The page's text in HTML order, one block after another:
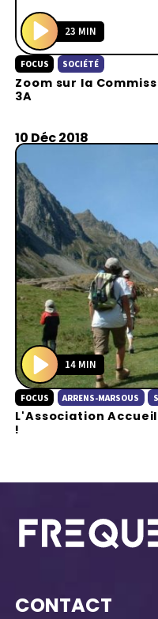
P
l
a
23 MIN
FOCUS SOCIÉTÉ
Zoom sur la
3A
10 Déc 2018
P
l
a
14 MIN
FOCUS ARRENS-MARSOUS
L'Association
!
CONTACT